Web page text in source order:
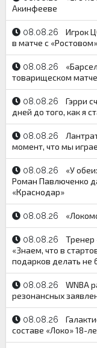
Акинфееве
08.08.26
Игрок
в матче с «Ростовом»
08.08.26
товарищеском
08.08.26
Гэрри
дней до того, как я
08.08.26
момент, что мы
08.08.26
«У
Роман Павлюченко
«Краснодар»
08.08.26
08.08.26
Тренер
«Знаем, что в
подарков делать не
08.08.26
WNBA
резонансных
08.08.26
составе «Локо» 18-